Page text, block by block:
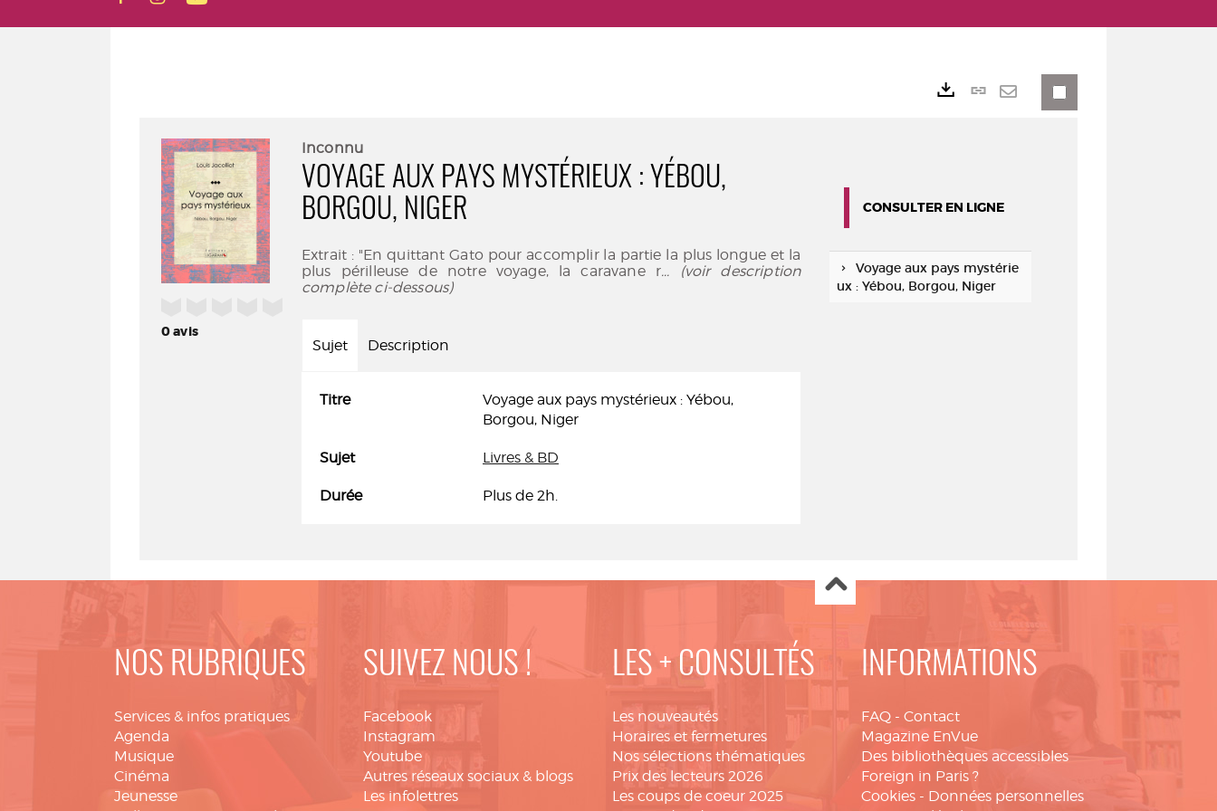
0avis
Inconnu
VOYAGE AUX PAYS MYSTÉRIEUX : YÉBOU,
BORGOU, NIGER
Extrait : "En quittant Gato pour accomplir la partie la plus longue et la
plus périlleuse de notre voyage, la caravane r... (voir description
complète ci-dessous)
Sujet Description
Titre
Voyage aux pays mystérieux : Yébou,
Borgou, Niger
Sujet Livres & BD
Durée Plus de 2h.
Lien
CONSULTER EN LIGNE
Voyage aux pays mystérie
ux : Yébou, Borgou, Niger
NOS RUBRIQUES
Services & infos pratiques
Agenda
Musique
Cinéma
Jeunesse
SUIVEZ NOUS !
Facebook
Instagram
Youtube
Autres réseaux sociaux & blogs
Les infolettres
LES + CONSULTÉS
Les nouveautés
Horaires et fermetures
Nos sélections thématiques
Prix des lecteurs 2026
Les coups de coeur 2025
INFORMATIONS
FAQ - Contact
Magazine EnVue
Des bibliothèques accessibles
Foreign in Paris ?
Cookies - Données personnelles